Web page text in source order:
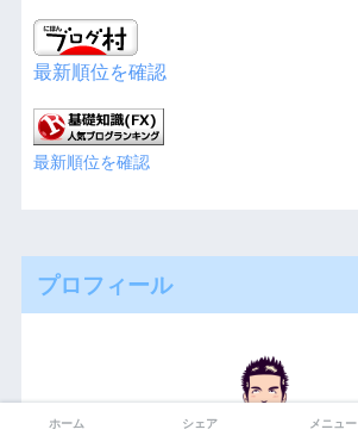
最新順位を確認
最新順位を確認
プロフィール
ホーム シェア メニュー